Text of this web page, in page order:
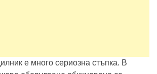
е много сериозна стъпка. В